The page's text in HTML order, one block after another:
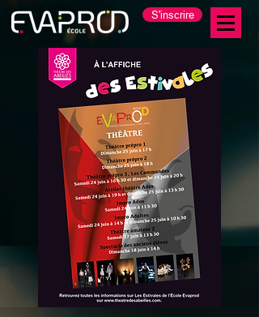
S'inscrire